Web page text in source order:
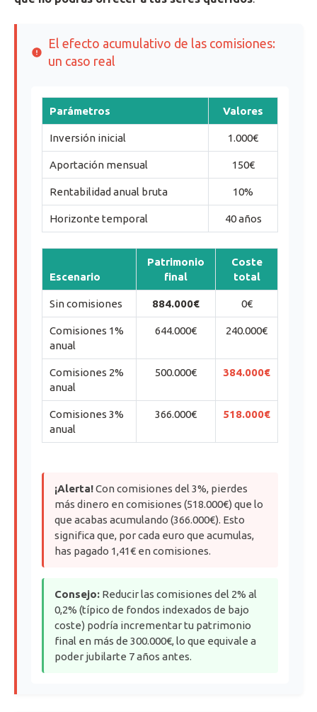
El efecto acumulativo de las comisiones:
un caso real
Parámetros Valores
Inversión inicial 1.000€
Aportación mensual 150€
Rentabilidad anual bruta 10%
Horizonte temporal 40 años
Escenario
Patrimonio
final
Coste
total
Sin comisiones 884.000€ 0€
Comisiones 1%
anual
644.000€ 240.000€
Comisiones 2%
anual
500.000€ 384.000€
Comisiones 3%
anual
366.000€ 518.000€
¡Alerta!Con comisiones del 3%, pierdes
más dinero en comisiones (518.000€) que lo
que acabas acumulando (366.000€). Esto
significa que, por cada euro que acumulas,
has pagado 1,41€ en comisiones.
Consejo: Reducir las comisiones del 2% al
0,2% (típico de fondos indexados de bajo
coste) podría incrementar tu patrimonio
final en más de 300.000€, lo que equivale a
poder jubilarte 7 años antes.